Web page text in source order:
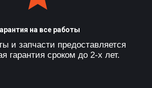
на все работы
и запчасти предоставляется
гарантия сроком до 2-х лет.